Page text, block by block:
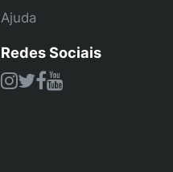
Ajuda
Redes Sociais